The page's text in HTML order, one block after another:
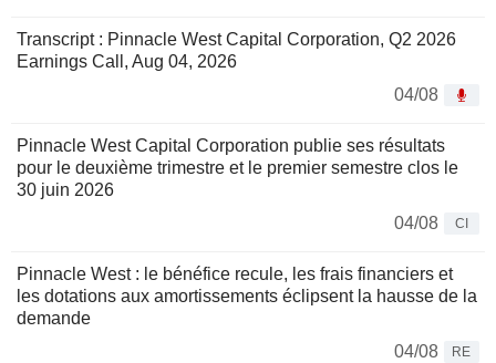
Transcript : Pinnacle West Capital Corporation, Q2 2026
Earnings Call, Aug 04, 2026
04/08
Pinnacle West Capital Corporation publie ses résultats
pour le deuxième trimestre et le premier semestre clos le
30 juin 2026
04/08
CI
Pinnacle West : le bénéfice recule, les frais financiers et
les dotations aux amortissements éclipsent la hausse de la
demande
04/08
RE